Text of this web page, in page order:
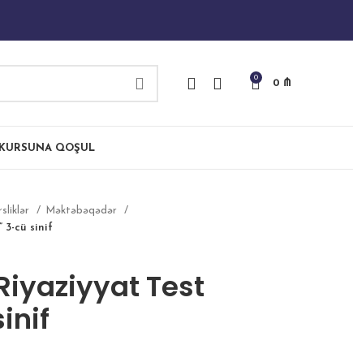
0
0 ₼
QOŞUL
Məktəbəqədər
3-cü sinif
Test